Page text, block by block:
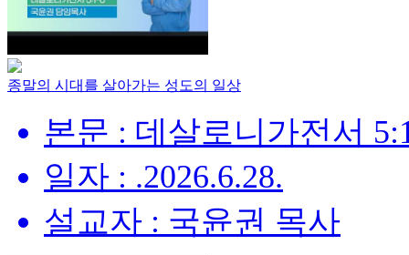
종말의 시대를 살아가는 성도의 일상
본문 : 데살로니가전서
일자 : .2026.6.28.
설교자 : 국윤권 목사